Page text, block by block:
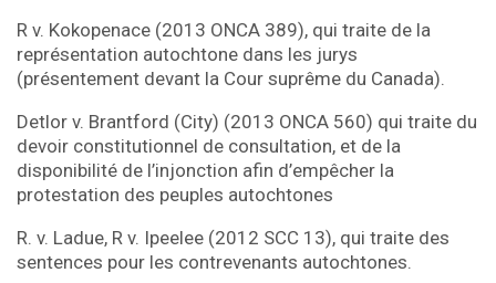
R v. Kokopenace (2013 ONCA 389), qui traite de la
représentation autochtone dans les jurys
(présentement devant la Cour suprême du Canada).
Detlor v. Brantford (City) (2013 ONCA 560) qui traite du
devoir constitutionnel de consultation, et de la
disponibilité de l’injonction afin d’empêcher la
protestation des peuples autochtones
R. v. Ladue, R v. Ipeelee (2012 SCC 13), qui traite des
sentences pour les contrevenants autochtones.